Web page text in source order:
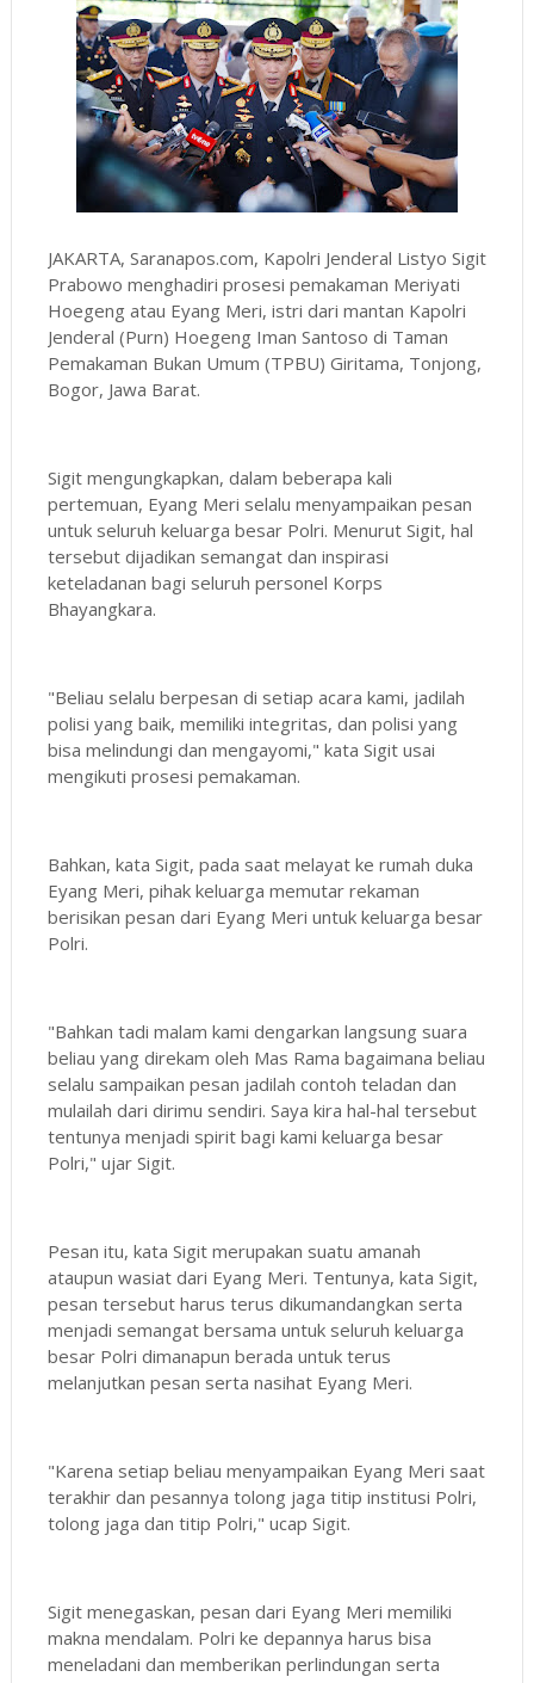
JAKARTA, Saranapos.com, Kapolri Jenderal Listyo Sigit
Prabowo menghadiri prosesi pemakaman Meriyati
Hoegeng atau Eyang Meri, istri dari mantan Kapolri
Jenderal (Purn) Hoegeng Iman Santoso di Taman
Pemakaman Bukan Umum (TPBU) Giritama, Tonjong,
Bogor, Jawa Barat.
Sigit mengungkapkan, dalam beberapa kali
pertemuan, Eyang Meri selalu menyampaikan pesan
untuk seluruh keluarga besar Polri. Menurut Sigit, hal
tersebut dijadikan semangat dan inspirasi
keteladanan bagi seluruh personel Korps
Bhayangkara.
"Beliau selalu berpesan di setiap acara kami, jadilah
polisi yang baik, memiliki integritas, dan polisi yang
bisa melindungi dan mengayomi," kata Sigit usai
mengikuti prosesi pemakaman.
Bahkan, kata Sigit, pada saat melayat ke rumah duka
Eyang Meri, pihak keluarga memutar rekaman
berisikan pesan dari Eyang Meri untuk keluarga besar
Polri.
"Bahkan tadi malam kami dengarkan langsung suara
beliau yang direkam oleh Mas Rama bagaimana beliau
selalu sampaikan pesan jadilah contoh teladan dan
mulailah dari dirimu sendiri. Saya kira hal-hal tersebut
tentunya menjadi spirit bagi kami keluarga besar
Polri," ujar Sigit.
Pesan itu, kata Sigit merupakan suatu amanah
ataupun wasiat dari Eyang Meri. Tentunya, kata Sigit,
pesan tersebut harus terus dikumandangkan serta
menjadi semangat bersama untuk seluruh keluarga
besar Polri dimanapun berada untuk terus
melanjutkan pesan serta nasihat Eyang Meri.
"Karena setiap beliau menyampaikan Eyang Meri saat
terakhir dan pesannya tolong jaga titip institusi Polri,
tolong jaga dan titip Polri," ucap Sigit.
Sigit menegaskan, pesan dari Eyang Meri memiliki
makna mendalam. Polri ke depannya harus bisa
meneladani dan memberikan perlindungan serta